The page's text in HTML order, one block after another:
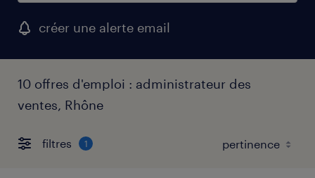
créer une alerte email
10 offres d'emploi : administrateur des
ventes, Rhône
filtres 1